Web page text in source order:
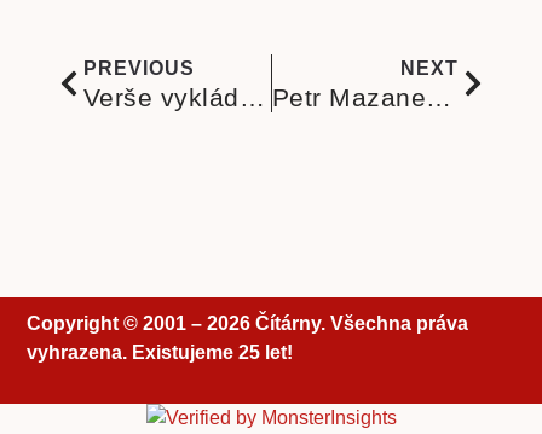
PREVIOUS NEXT
Copyright © 2001 – 2026 Čítárny. Všechna práva
vyhrazena. Existujeme 25 let!